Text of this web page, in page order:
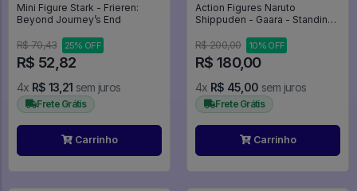
Mini Figure Stark - Frieren:
Beyond Journey’s End
R$ 70,43 25% OFF
R$ 52,82
4x R$ 13,21 sem juros
Frete Grátis
Carrinho
Action Figures Naruto
Shippuden - Gaara - Standing
Naruto
R$ 200,00 10% OFF
R$ 180,00
4x R$ 45,00 sem juros
Frete Grátis
Carrinho